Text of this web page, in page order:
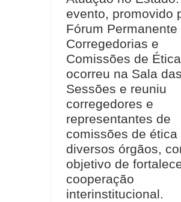
evento, promovido
Fórum Permanente
Corregedorias e
Comissões de
ocorreu na Sala das
Sessões e reuniu
corregedores e
representantes de
comissões de ética
diversos órgãos,
objetivo de
cooperação
interinstitucional.